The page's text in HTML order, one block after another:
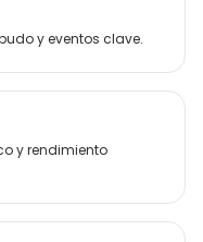
y eventos clave.
y rendimiento